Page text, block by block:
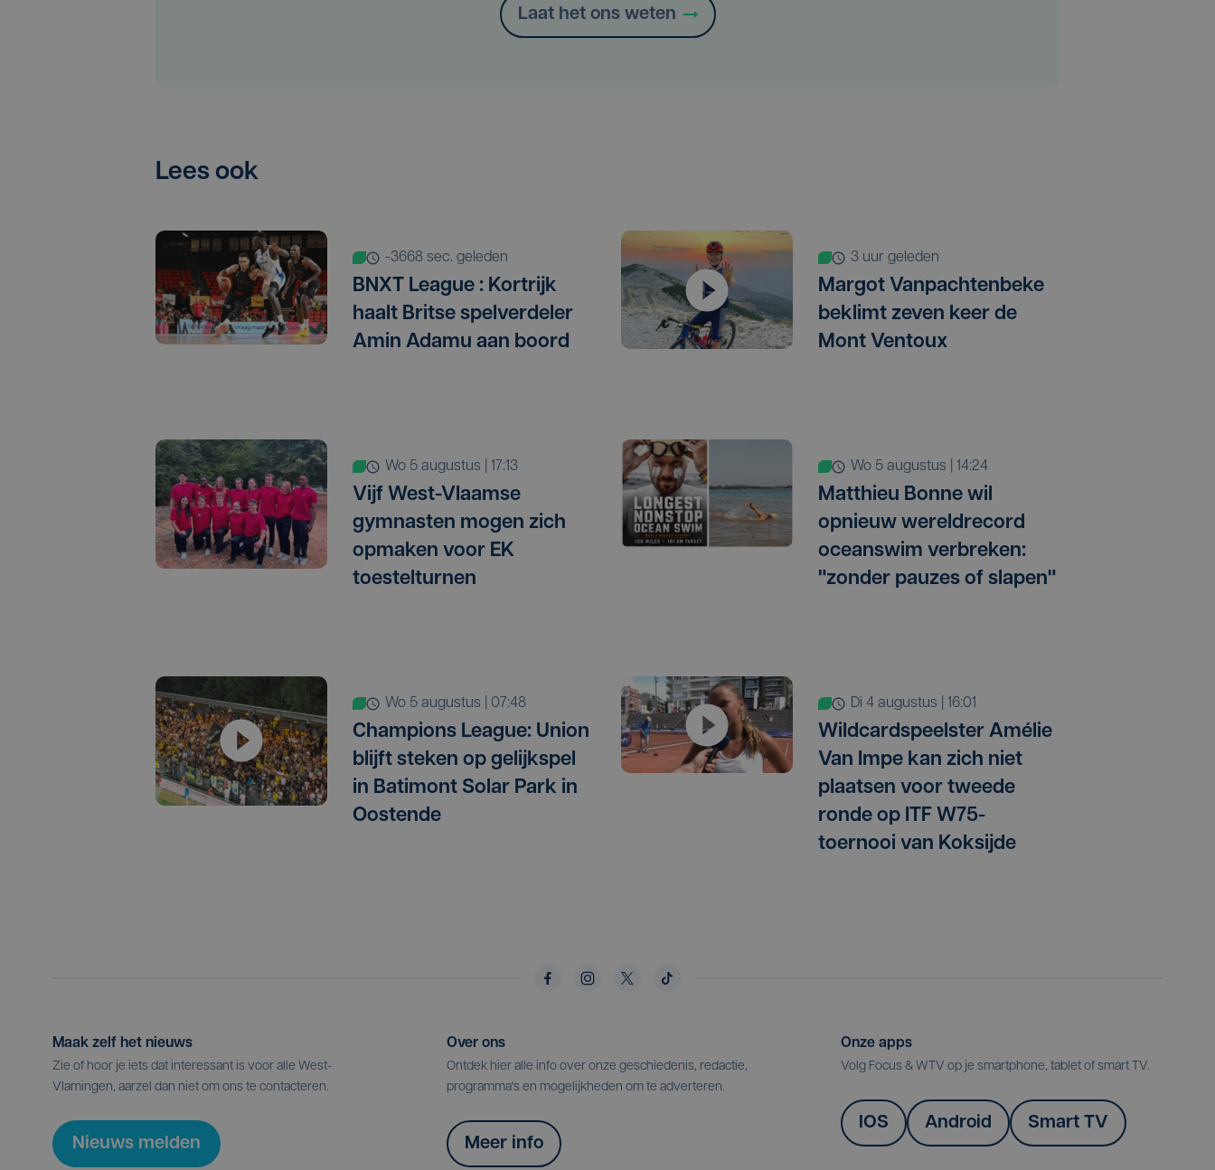
Laat het ons weten
Lees ook
-3668 sec. geleden
BNXT League : Kortrijk
haalt Britse spelverdeler
Amin Adamu aan boord
3 uur geleden
Margot Vanpachtenbeke
beklimt zeven keer de
Mont Ventoux
wo 5 augustus | 17:13
Vijf West-Vlaamse
gymnasten mogen zich
opmaken voor EK
toestelturnen
wo 5 augustus | 14:24
Matthieu Bonne wil
opnieuw wereldrecord
oceanswim verbreken:
"zonder pauzes of slapen"
wo 5 augustus | 07:48
Champions League: Union
blijft steken op gelijkspel
in Batimont Solar Park in
Oostende
di 4 augustus | 16:01
Wildcardspeelster Amélie
Van Impe kan zich niet
plaatsen voor tweede
ronde op ITF W75-
toernooi van Koksijde
Maak zelf het nieuws
Zie of hoor je iets dat interessant is voor alle West-
Vlamingen, aarzel dan niet om ons te contacteren.
Nieuws melden
Over ons
Ontdek hier alle info over onze geschiedenis, redactie,
programma's en mogelijkheden om te adverteren.
Meer info
Onze apps
Volg Focus & WTV op je smartphone, tablet of smart TV.
IOS Android Smart TV